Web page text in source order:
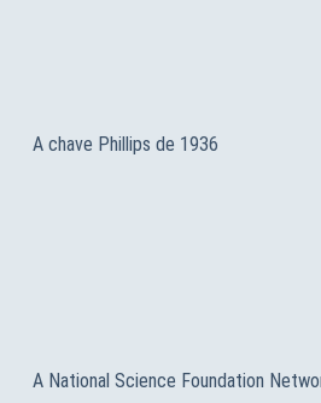
A chave Phillips de 1936
A National Science Foundation